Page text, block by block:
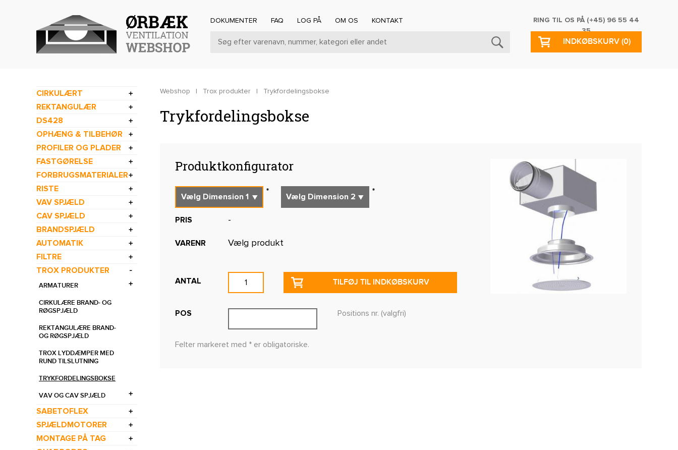
DOKUMENTER FAQ LOG PÅ OM OS KONTAKT RING TIL OS PÅ (+45) 96 55 44
35
INDKØBSKURV (0)
CIRKULÆRT
REKTANGULÆR
DS428
OPHÆNG & TILBEHØR
PROFILER OG PLADER
FASTGØRELSE
FORBRUGSMATERIALER
RISTE
VAV SPJÆLD
CAV SPJÆLD
BRANDSPJÆLD
AUTOMATIK
FILTRE
TROX PRODUKTER
ARMATURER
CIRKULÆRE BRAND- OG
RØGSPJÆLD
REKTANGULÆRE BRAND-
OG RØGSPJÆLD
TROX LYDDÆMPER MED
RUND TILSLUTNING
TRYKFORDELINGSBOKSE
VAV OG CAV SPJÆLD
SABETOFLEX
SPJÆLDMOTORER
MONTAGE PÅ TAG
Webshop | Trox produkter | Trykfordelingsbokse
Trykfordelingsbokse
Produktkonfigurator
PRIS -
VARENR Vælg produkt
ANTAL TILFØJ TIL INDKØBSKURV
POS Positions nr. (valgfri)
Felter markeret med * er obligatoriske.